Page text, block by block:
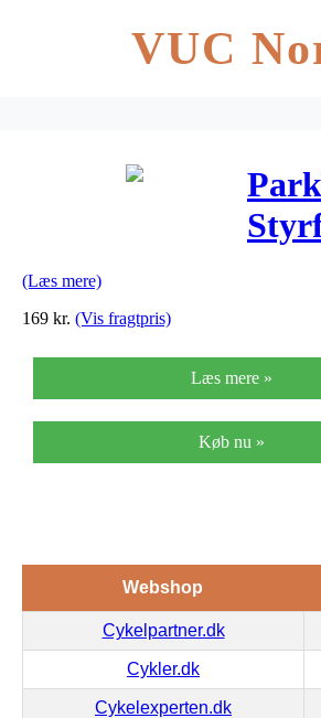
VUC
(Læs mere)
169 kr. (Vis fragtpris)
Læs mere »
Køb nu »
Webshop
Cykelpartner.dk
Cykler.dk
Cykelexperten.dk